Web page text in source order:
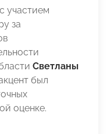
за
Светланы
был
оценке.